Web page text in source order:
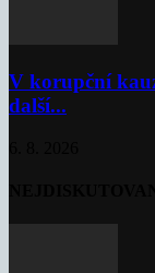
V korupční
další...